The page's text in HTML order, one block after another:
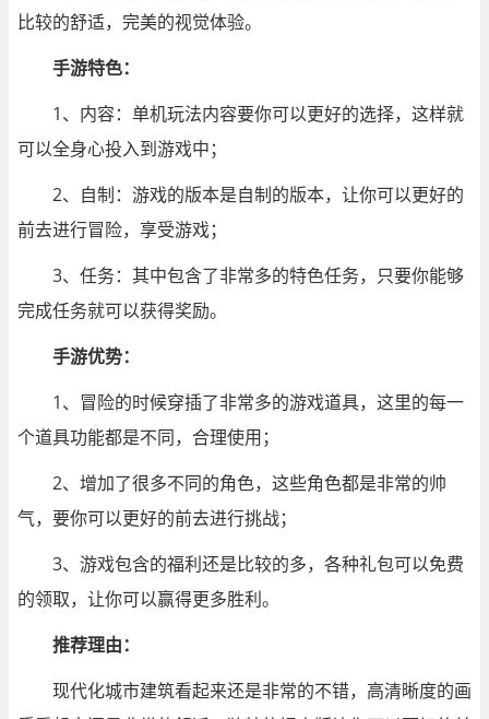
比较的舒适，完美的视觉体验。
手游特色：
1、内容：单机玩法内容要你可以更好的选择，这样就
可以全身心投入到游戏中；
2、自制：游戏的版本是自制的版本，让你可以更好的
前去进行冒险，享受游戏；
3、任务：其中包含了非常多的特色任务，只要你能够
完成任务就可以获得奖励。
手游优势：
1、冒险的时候穿插了非常多的游戏道具，这里的每一
个道具功能都是不同，合理使用；
2、增加了很多不同的角色，这些角色都是非常的帅
气，要你可以更好的前去进行挑战；
3、游戏包含的福利还是比较的多，各种礼包可以免费
的领取，让你可以赢得更多胜利。
推荐理由：
现代化城市建筑看起来还是非常的不错，高清晰度的画